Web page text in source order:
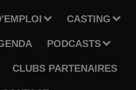
CASTING
PODCASTS
CLUBS PARTENAIRES